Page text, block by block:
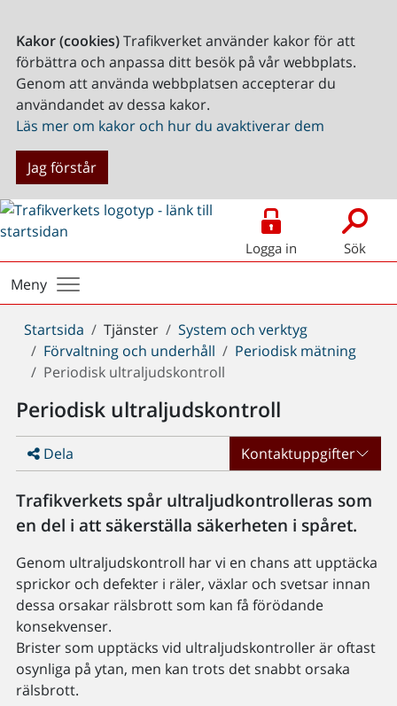
Kakor (cookies)Trafikverket använder kakor för att
förbättra och anpassa ditt besök på vår webbplats.
Genom att använda webbplatsen accepterar du
användandet av dessa kakor.
Läs mer om kakor och hur du avaktiverar dem
Jag förstår
Logga in Sök
Meny
Du
är
här:
Startsida Tjänster
System och verktyg
Förvaltning och underhåll
Periodisk mätning
Periodisk ultraljudskontroll
Periodisk ultraljudskontroll
Dela Kontaktuppgifter
Trafikverkets spår ultraljudkontrolleras som
en del i att säkerställa säkerheten i spåret.
Genom ultraljudskontroll har vi en chans att upptäcka
sprickor och defekter i räler, växlar och svetsar innan
dessa orsakar rälsbrott som kan få förödande
konsekvenser.
Brister som upptäcks vid ultraljudskontroller är oftast
osynliga på ytan, men kan trots det snabbt orsaka
rälsbrott.